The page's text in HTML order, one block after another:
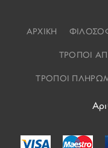
ΑΡΧΙΚΗ
ΤΡΟΠΟΙ
ΤΡΟΠΟΙ